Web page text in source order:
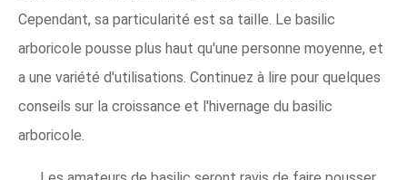
Cependant, sa particularité est sa taille. Le basilic
arboricole pousse plus haut qu'une personne moyenne, et
a une variété d'utilisations. Continuez à lire pour quelques
conseils sur la croissance et l'hivernage du basilic
arboricole.